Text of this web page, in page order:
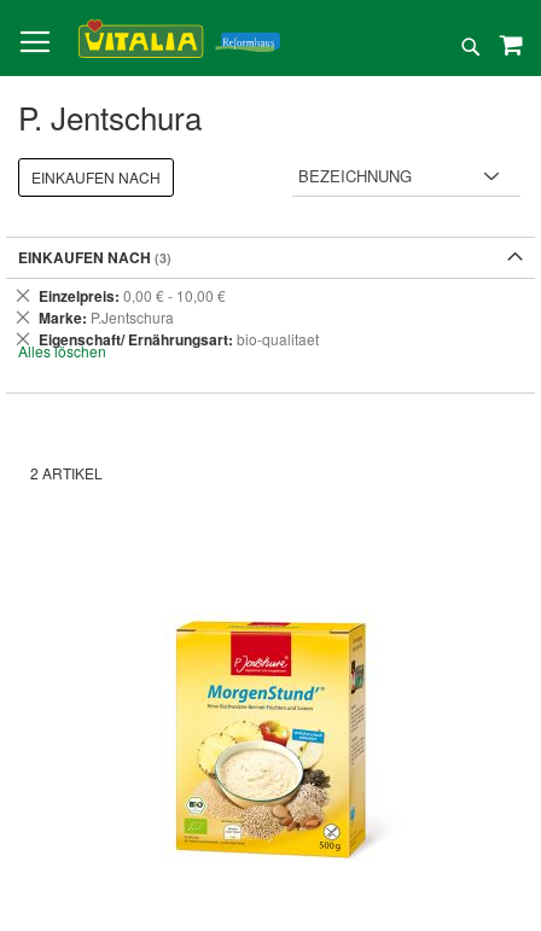
zum
Inhalt
Suche
P. Jentschura
2 ARTIKEL
EINKAUFEN NACH
EINKAUFEN NACH
Einzelpreis 0,00 € - 10,00 €
Dies
entfernen
Marke P.Jentschura
Dies
entfernen
Eigenschaft/ Ernährungsart bio-qualitaet
Dies
entfernen
Alles löschen